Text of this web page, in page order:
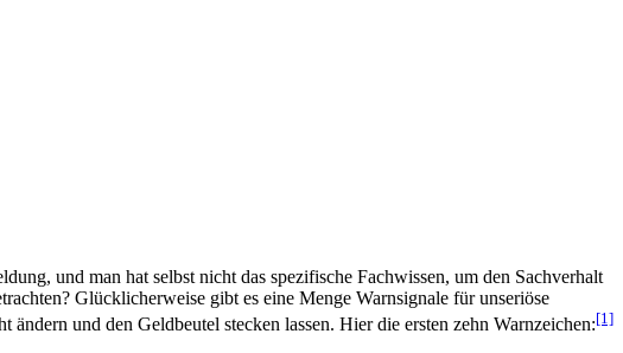
und man hat selbst nicht das spezifische Fachwissen, um den Sachverhalt
Glücklicherweise gibt es eine Menge Warnsignale für unseriöse
und den Geldbeutel stecken lassen. Hier die ersten zehn Warnzeichen:[1]